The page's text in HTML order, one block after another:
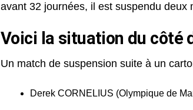
avant 32 journées, il est suspendu deux
Voici la situation du côté
Un match de suspension suite à un
Derek CORNELIUS (Olympique de